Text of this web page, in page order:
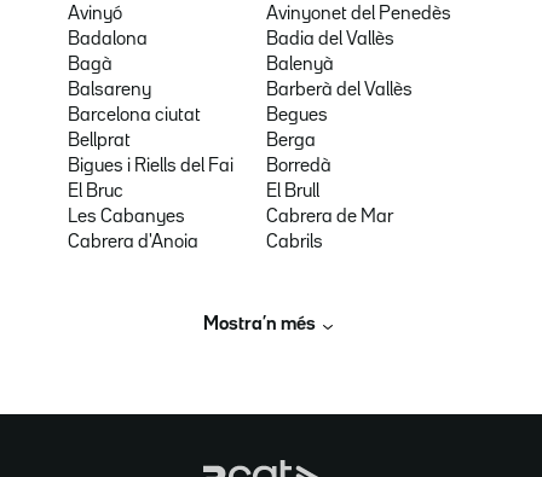
Avinyó
Avinyonet del Penedès
Badalona
Badia del Vallès
Bagà
Balenyà
Balsareny
Barberà del Vallès
Barcelona ciutat
Begues
Bellprat
Berga
Bigues i Riells del Fai
Borredà
El Bruc
El Brull
Les Cabanyes
Cabrera de Mar
Cabrera d'Anoia
Cabrils
Mostra’n més